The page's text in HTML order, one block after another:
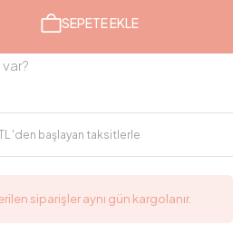
SEPETE EKLE
var?
'den başlayan taksitlerle
siparişler aynı gün kargolanır.